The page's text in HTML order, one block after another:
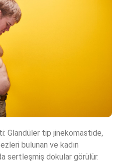
Glandüler tip jinekomastide,
bulunan ve kadın
sertleşmiş dokular görülür.